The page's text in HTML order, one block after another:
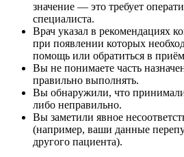
значение — это требует
специалиста.
Врач указал в рекомендациях
при появлении которых
помощь или обратиться в
Вы не понимаете часть
правильно выполнять.
Вы обнаружили, что
либо неправильно.
Вы заметили явное
(например, ваши данные
другого пациента).